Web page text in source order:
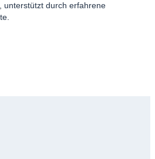
unterstützt durch erfahrene